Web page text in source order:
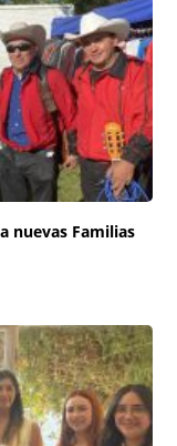
nuevas Familias